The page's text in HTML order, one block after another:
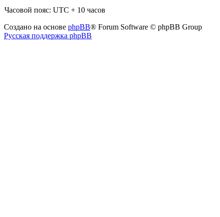
Часовой пояс: UTC + 10 часов
Создано на основе phpBB® Forum Software © phpBB Group
Русская поддержка phpBB